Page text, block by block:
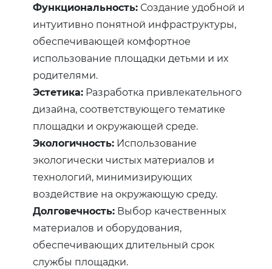
Функциональность: Создание удобной и
интуитивно понятной инфраструктуры,
обеспечивающей комфортное
использование площадки детьми и их
родителями.
Эстетика: Разработка привлекательного
дизайна, соответствующего тематике
площадки и окружающей среде.
Экологичность: Использование
экологически чистых материалов и
технологий, минимизирующих
воздействие на окружающую среду.
Долговечность: Выбор качественных
материалов и оборудования,
обеспечивающих длительный срок
службы площадки.